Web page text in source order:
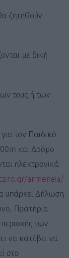
ζητηθούν
με δική
τους ή των
τον Παιδικό
και Δρόμο
ηλεκτρονικά
armeneia/
υπάρχει Δήλωση
Πρατήρια
των
να κατέβει να
στο